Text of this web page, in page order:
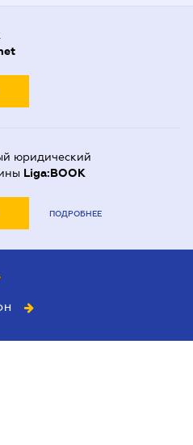
юридический
Liga:BOOK
ПОДРОБНЕЕ